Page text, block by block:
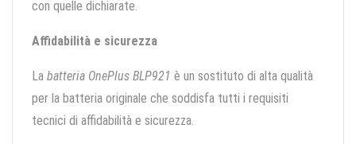
con quelle dichiarate.
Affidabilità e sicurezza
La batteria OnePlus BLP921 è un sostituto di alta qualità
per la batteria originale che soddisfa tutti i requisiti
tecnici di affidabilità e sicurezza.